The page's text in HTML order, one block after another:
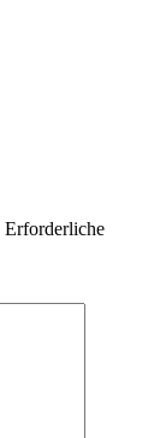
Erforderliche